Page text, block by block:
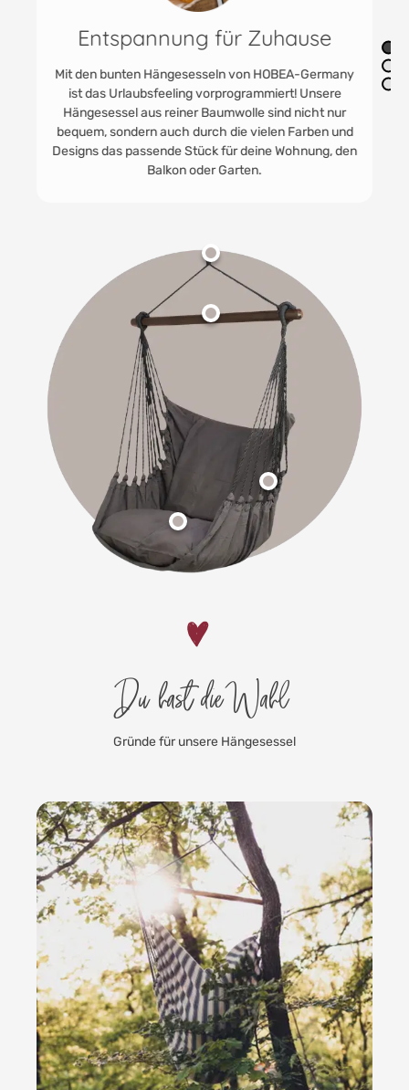
Entspannung für Zuhause
Mit den bunten Hängesesseln von HOBEA-Germany
ist das Urlaubsfeeling vorprogrammiert! Unsere
Hängesessel aus reiner Baumwolle sind nicht nur
bequem, sondern auch durch die vielen Farben und
Designs das passende Stück für deine Wohnung, den
Balkon oder Garten.
Du hast die Wahl
Gründe für unsere Hängesessel